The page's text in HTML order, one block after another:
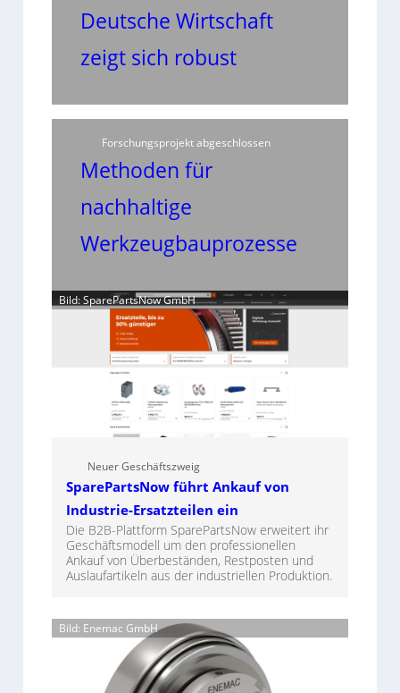
Deutsche Wirtschaft
zeigt sich robust
Forschungsprojekt abgeschlossen
Methoden für
nachhaltige
Werkzeugbauprozesse
Bild: SparePartsNow GmbH
Neuer Geschäftszweig
SparePartsNow führt Ankauf von
Industrie-Ersatzteilen ein
Die B2B-Plattform SparePartsNow erweitert ihr
Geschäftsmodell um den professionellen
Ankauf von Überbeständen, Restposten und
Auslaufartikeln aus der industriellen Produktion.
Bild: Enemac GmbH